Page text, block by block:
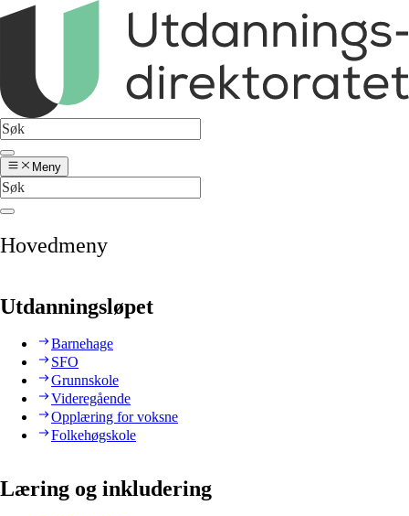
Meny
Hovedmeny
Utdanningsløpet
Barnehage
SFO
Grunnskole
Videregående
Opplæring for voksne
Folkehøgskole
Læring og inkludering